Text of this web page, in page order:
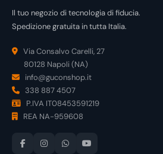
Il tuo negozio di tecnologia di fiducia.
Spedizione gratuita in tutta Italia.
Via Consalvo Carelli, 27
80128 Napoli (NA)
info@guconshop.it
338 887 4507
P.IVA IT08453591219
REA NA-959608